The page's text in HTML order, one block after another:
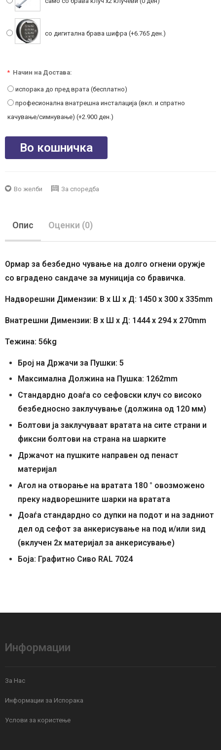
со дигитална брава шифра (+6.765 ден.)
* Начин на Достава:
испорака до пред врата (бесплатно)
професионална внатрешна инсталација (вкл. и спратно
качување/симнување) (+2.900 ден.)
Во кошничка
Во желби За споредба
Опис Оценки (0)
Ормар за безбедно чување на долго огнени оружје
со вградено сандаче за муниција со бравичка.
Надворешни Димензии: В x Ш x Д: 1450 x 300 x 335mm
Внатрешни Димензии: В x Ш x Д: 1444 x 294 x 270mm
Тежина: 56kg
Број на Држачи за Пушки: 5
Максимална Должина на Пушка: 1262mm
Стандардно доаѓа со сефовски клуч со високо
безбедносно заклучување (должина од 120 мм)
Болтови ја заклучуваат вратата на сите страни и
фиксни болтови на страна на шарките
Држачот на пушките направен од пенаст
материјал
Агол на отворање на вратата 180 ° овозможено
преку надворешните шарки на вратата
Доаѓа стандардно со дупки на подот и на задниот
дел од сефот за анкерисување на под и/или ѕид
(вклучен 2x материјал за анкерисување)
Боја: Графитно Сиво RAL 7024
Информации
За Нас
Информации за Испорака
Услови за користење